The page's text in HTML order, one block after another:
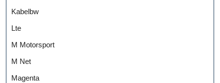
Kabelbw
Lte
M Motorsport
M Net
Magenta